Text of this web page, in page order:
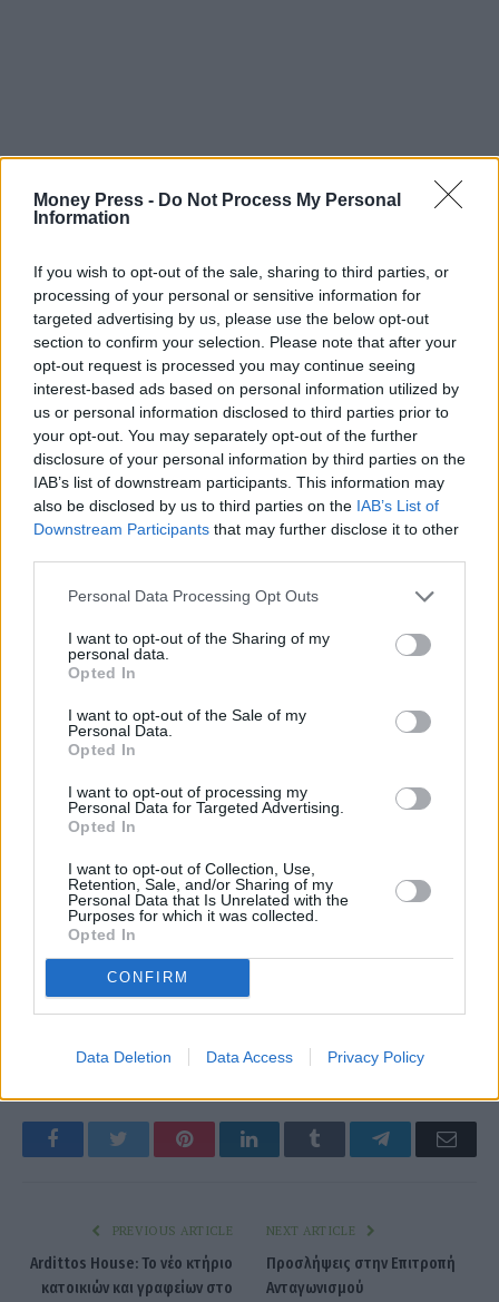
Money Press - Do Not Process My Personal
Information
If you wish to opt-out of the sale, sharing to third parties, or
processing of your personal or sensitive information for
targeted advertising by us, please use the below opt-out
section to confirm your selection. Please note that after your
opt-out request is processed you may continue seeing
interest-based ads based on personal information utilized by
us or personal information disclosed to third parties prior to
your opt-out. You may separately opt-out of the further
disclosure of your personal information by third parties on the
IAB’s list of downstream participants. This information may
also be disclosed by us to third parties on the IAB’s List of
Downstream Participants that may further disclose it to other
Personal Data Processing Opt Outs
I want to opt-out of the Sharing of my
personal data.
Opted In
I want to opt-out of the Sale of my
Personal Data.
Opted In
I want to opt-out of processing my
Personal Data for Targeted Advertising.
Opted In
I want to opt-out of Collection, Use,
Retention, Sale, and/or Sharing of my
Personal Data that Is Unrelated with the
Purposes for which it was collected.
Opted In
CONFIRM
Data Deletion Data Access Privacy Policy
Ανδρέας Ανδριανόπουλος
Facebook Twitter PinterestLinkedIn Tumblr Telegram
PREVIOUS ARTICLE
Ardittos House: Το νέο κτήριο
κατοικιών και γραφείων στο
NEXT ARTICLE
Προσλήψεις στην Επιτροπή
Ανταγωνισμού